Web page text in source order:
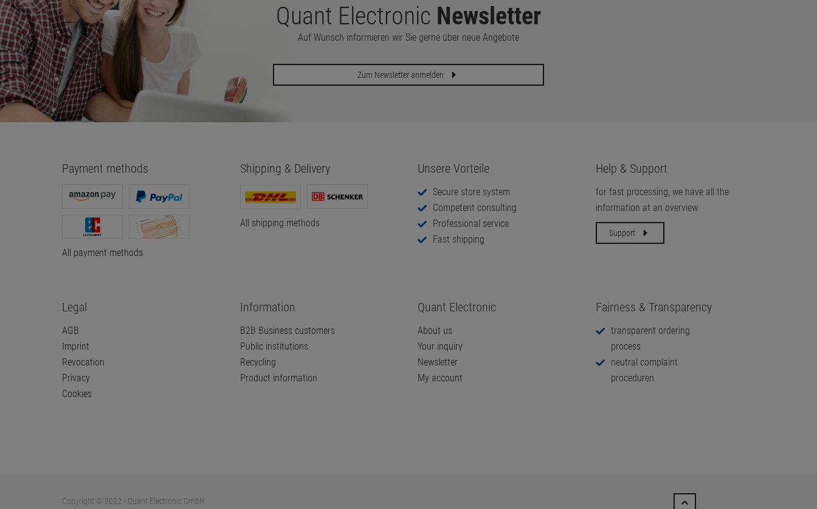
Quant Electronic Newsletter
Auf Wunsch informieren wir Sie gerne über neue Angebote
Zum Newsletter anmelden
Payment methods
All payment methods
Shipping & Delivery
All shipping methods
Unsere Vorteile
Secure store system
Competent consulting
Professional service
Fast shipping
Help & Support
for fast processing, we have all the
information at an overview
Support
Legal
AGB
Imprint
Revocation
Privacy
Cookies
Information
B2B Business customers
Public institutions
Recycling
Product information
Quant Electronic
About us
Your inquiry
Newsletter
My account
Fairness & Transparency
transparent ordering
process
neutral complaint
proceduren
Copyright © 2022 - Quant Electronic GmbH